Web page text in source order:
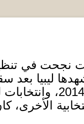
نجحت في
ليبيا
2014، وانتخابات
الأخرى،